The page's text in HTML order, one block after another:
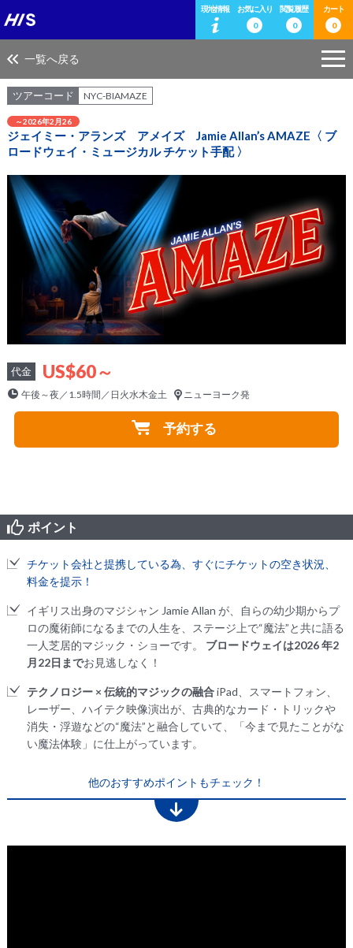
現地情報
お気に入り
0
閲覧履歴
0
カート
0
一覧へ戻る
ツアーコード NYC-BIAMAZE
～2026年2月26
ジェイミー・アランズ アメイズ Jamie Allan’s AMAZE〈 ブ
ロードウェイ・ミュージカル チケット手配 〉
代金 US$60～
午後～夜／1.5時間／日火水木金土 ニューヨーク発
予約する
ポイント
チケット会社と提携している為、すぐにチケットの空き状況、
料金を提示！
イギリス出身のマジシャン Jamie Allan が、自らの幼少期からプ
ロの魔術師になるまでの人生を、ステージ上で“魔法”と共に語る
一人芝居的マジック・ショーです。 ブロードウェイは2026 年2
月22日までお見逃しなく！
テクノロジー × 伝統的マジックの融合iPad、スマートフォン、
レーザー、ハイテク映像演出が、古典的なカード・トリックや
消失・浮遊などの“魔法”と融合していて、「今まで見たことがな
い魔法体験」に仕上がっています。
他のおすすめポイントもチェック！